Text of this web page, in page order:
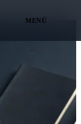
MENÜ